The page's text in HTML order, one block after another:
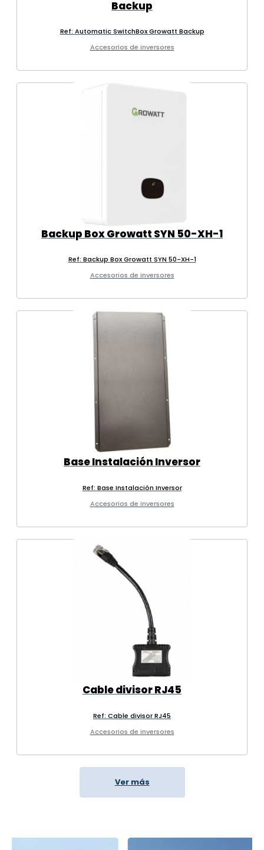
Backup
Ref: Automatic SwitchBox Growatt Backup
Accesorios de inversores
Backup Box Growatt SYN 50-XH-1
Ref: Backup Box Growatt SYN 50-XH-1
Accesorios de inversores
Base Instalación Inversor
Ref: Base Instalación Inversor
Accesorios de inversores
Cable divisor RJ45
Ref: Cable divisor RJ45
Accesorios de inversores
Ver más